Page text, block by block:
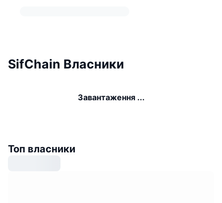
SifChain Власники
Завантаження ...
Топ власники